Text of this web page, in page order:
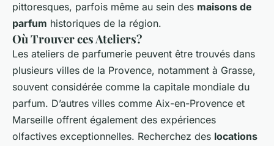
pittoresques, parfois même au sein des maisons de
parfum historiques de la région.
Où Trouver ces Ateliers?
Les ateliers de parfumerie peuvent être trouvés dans
plusieurs villes de la Provence, notamment à Grasse,
souvent considérée comme la capitale mondiale du
parfum. D’autres villes comme Aix-en-Provence et
Marseille offrent également des expériences
olfactives exceptionnelles. Recherchez des locations